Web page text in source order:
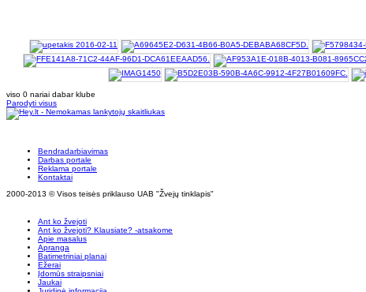
viso 0 nariai dabar klube
Parodyti visus
Bendradarbiavimas
Darbas portale
Reklama portale
Kontaktai
2000-2013 © Visos teisės priklauso UAB "Žvejų tinklapis"
Ant ko žvejoti
Ant ko žvejoti? Klausiate? -atsakome
Apie masalus
Apranga
Batimetriniai planai
Ežerai
Įdomūs straipsniai
Jaukai